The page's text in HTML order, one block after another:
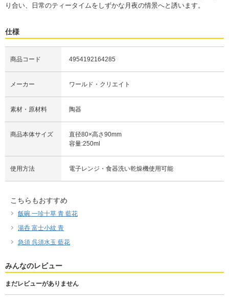
り合い、日常のティータイムをしずかな月夜の情景へと誘います。
仕様
商品コード 4954192164285
メーカー ワールド・クリエイト
素材・原材料 陶器
商品本体サイズ
直径80×高さ90mm
容量:250ml
使用方法 電子レンジ・食器洗い乾燥機使用可能
こちらもおすすめ
飯碗 一珍十草 青 藍花
湯呑 富士小紋 青
急須 呉須水玉 藍花
みんなのレビュー
まだレビューがありません